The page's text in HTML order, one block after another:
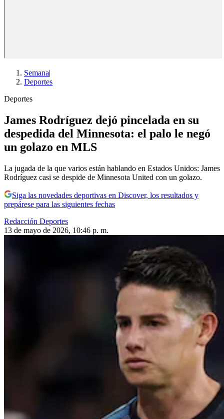
Semana|
Deportes
Deportes
James Rodríguez dejó pincelada en su
despedida del Minnesota: el palo le negó
un golazo en MLS
La jugada de la que varios están hablando en Estados Unidos: James
Rodríguez casi se despide de Minnesota United con un golazo.
Siga las novedades deportivas en Discover, los resultados y
prepárese para las siguientes fechas
Redacción Deportes
13 de mayo de 2026, 10:46 p. m.